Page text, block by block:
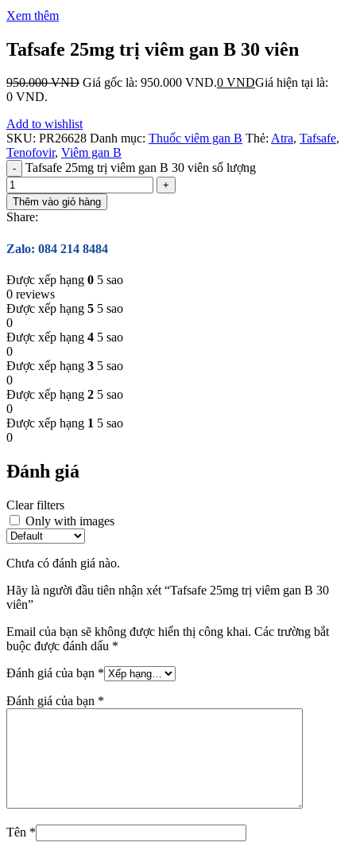
Xem thêm
Tafsafe 25mg trị viêm gan B 30 viên
950.000VND Giá gốc là: 950.000 VND.0 VNDGiá hiện tại là:
0 VND.
Add to wishlist
SKU: PR26628 Danh mục: Thuốc viêm gan B Thẻ: Atra, Tafsafe,
Tenofovir, Viêm gan B
Tafsafe 25mg trị viêm gan B 30 viên số lượng
Thêm vào giỏ hàng
Share:
Zalo: 084 214 8484
Được xếp hạng 0 5 sao
0 reviews
Được xếp hạng 5 5 sao
0
Được xếp hạng 4 5 sao
0
Được xếp hạng 3 5 sao
0
Được xếp hạng 2 5 sao
0
Được xếp hạng 1 5 sao
0
Đánh giá
Clear filters
Only with images
Chưa có đánh giá nào.
Hãy là người đầu tiên nhận xét “Tafsafe 25mg trị viêm gan B 30
viên”
Email của bạn sẽ không được hiển thị công khai. Các trường bắt
buộc được đánh dấu *
Đánh giá của bạn *
Đánh giá của bạn *
Tên *